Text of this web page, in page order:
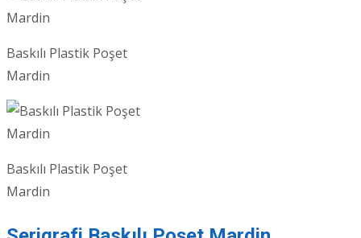
Baskılı Plastik Poşet
Mardin
Baskılı Plastik Poşet
Mardin